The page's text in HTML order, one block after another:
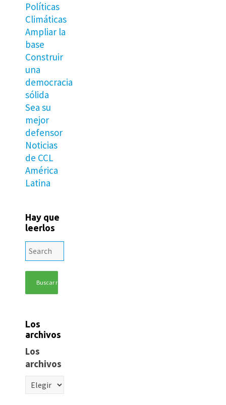
Políticas
Climáticas
Ampliar la
base
Construir
una
democracia
sólida
Sea su
mejor
defensor
Noticias
de CCL
América
Latina
Hay que
leerlos
Los
archivos
Los
archivos